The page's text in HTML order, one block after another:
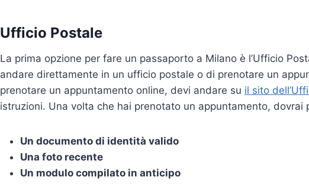
Ufficio Postale
La prima opzione per fare un passaporto a Milano è l’Ufficio
andare direttamente in un ufficio postale o di prenotare un
prenotare un appuntamento online, devi andare su il sito
istruzioni. Una volta che hai prenotato un appuntamento, dovrai
Un documento di identità valido
Una foto recente
Un modulo compilato in anticipo